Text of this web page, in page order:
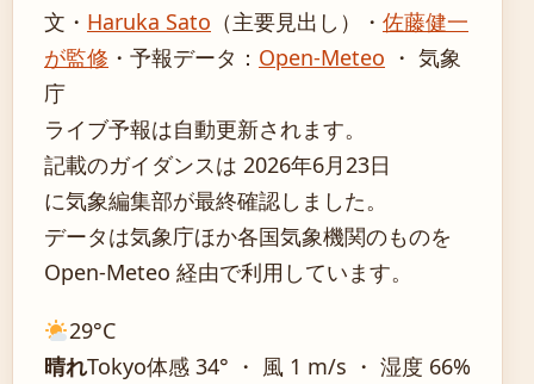
文・ Haruka Sato （主要見出し） ・ 佐藤健一
が監修 ・ 予報データ： Open-Meteo ・ 気象
庁
ライブ予報は自動更新されます。
記載のガイダンスは 2026年6月23日
に気象編集部が最終確認しました。
データは気象庁ほか各国気象機関のものを
Open-Meteo 経由で利用しています。
29°C
晴れTokyo体感 34° ・ 風 1 m/s ・ 湿度 66%